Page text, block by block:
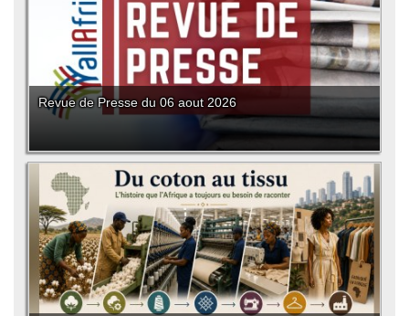
Revue de Presse du 06 aout 2026